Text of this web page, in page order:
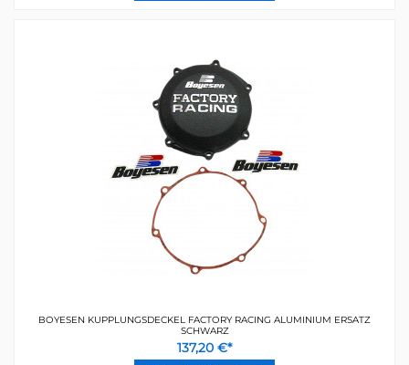
BOYESEN KUPPLUNGSDECKEL FACTORY RACING ALUMINIUM ERSATZ
SCHWARZ
137,20 €*